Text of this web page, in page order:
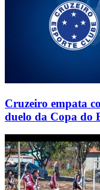
Cruzeiro empata
duelo da Copa do